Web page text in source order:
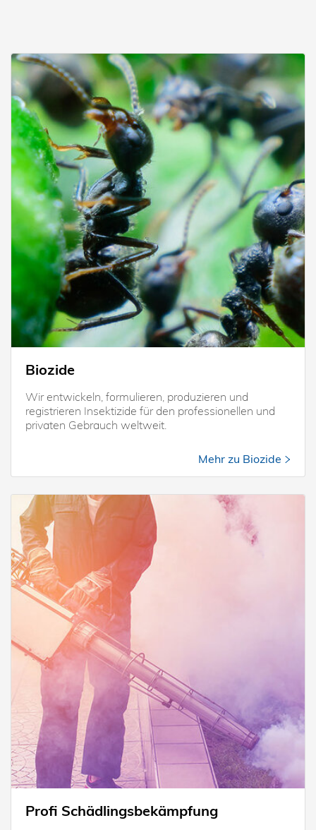
Biozide
Wir entwickeln, formulieren, produzieren und
registrieren Insektizide für den professionellen und
privaten Gebrauch weltweit.
Mehr zu Biozide
Profi Schädlingsbekämpfung